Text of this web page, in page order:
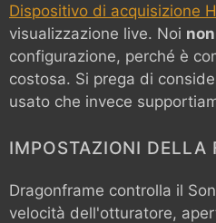
Dispositivo di acquisizione
visualizzazione live. Noi non
configurazione, perché è
costosa. Si prega di
usato che invece
IMPOSTAZIONI DELLA
Dragonframe controlla il
velocità dell'otturatore,